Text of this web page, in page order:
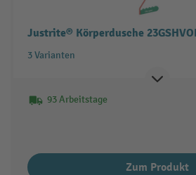
Justrite® Körperdusche
3 Varianten
93 Arbeitstage
Zum Produkt